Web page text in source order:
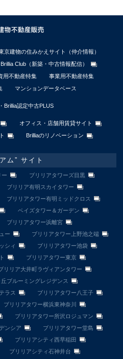
京建物の住みかえサイト（仲介情報）
Brillia Club（新築・中古情報配信）
用不動産特集
事業用不動産特集
マンションデータベース
Brillia認定中古PLUS
オフィス・店舗用賃貸サイト
Brilliaのリノベーション
ム” サイト
ー
ブリリアタワーズ目黒
ブリリア有明スカイタワー
ブリリアタワー有明ミッドクロス
ベイズタワー＆ガーデン
ブリリアタワー浜離宮
ー
ブリリアタワー上野池之端
シィ
ブリリアタワー池袋
ブリリアタワー東京
リリア大井町ラヴィアンタワー
ブルーミングレジデンス
ラス
ブリリアタワー八王子
ブリリアタワー横浜東神奈川
ブリリアタワー所沢ロジュマン
ンシア
ブリリアタワー堂島
ブリリアシティ西早稲田
ブリリアシティ石神井台